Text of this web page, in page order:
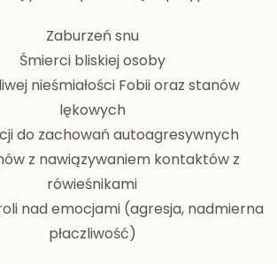
Zaburzeń snu
Śmierci bliskiej osoby
nieśmiałości Fobii oraz stanów
lękowych
do zachowań autoagresywnych
z nawiązywaniem kontaktów z
rówieśnikami
nad emocjami (agresja, nadmierna
płaczliwość)